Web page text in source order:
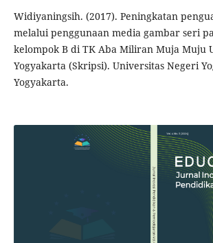
Widiyaningsih. (2017). Peningkatan
melalui penggunaan media gambar seri
kelompok B di TK Aba Miliran Muja Muju
Yogyakarta (Skripsi). Universitas Negeri
Yogyakarta.